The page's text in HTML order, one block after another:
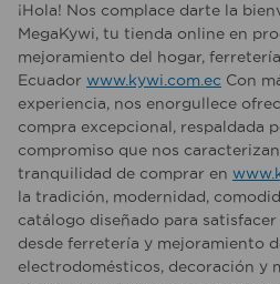
¡Hola! Nos complace darte la
MegaKywi, tu tienda online en
mejoramiento del hogar,
Ecuador www.kywi.com.ec Con
experiencia, nos enorgullece
compra excepcional, respaldada
compromiso que nos
tranquilidad de comprar en
la tradición, modernidad,
catálogo diseñado para
desde ferretería y mejoramiento
electrodomésticos, decoración y